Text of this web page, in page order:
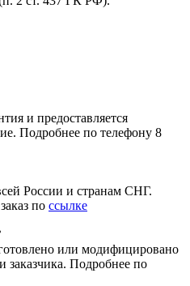
и предоставляется
Подробнее по телефону 8
России и странам СНГ.
по ссылке
или модифицировано
заказчика. Подробнее по